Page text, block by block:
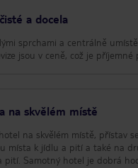
a docela
sprchami a centrálně
jsou v ceně, což je
na skvělém místě
na skvělém místě,
místa k jídlu a pití a také na
pití. Samotný hotel je dobrá